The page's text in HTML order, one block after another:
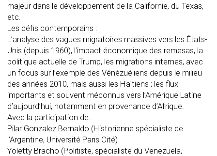
majeur dans le développement de la Californie, du Texas,
etc.
Les défis contemporains :
L’analyse des vagues migratoires massives vers les États-
Unis (depuis 1960), l’impact économique des remesas, la
politique actuelle de Trump, les migrations internes, avec
un focus sur l’exemple des Vénézuéliens depuis le milieu
des années 2010, mais aussi les Haïtiens ; les flux
importants et souvent méconnus vers l’Amérique Latine
d’aujourd’hui, notamment en provenance d’Afrique.
Avec la participation de:
Pilar Gonzalez Bernaldo (Historienne spécialiste de
l’Argentine, Université Paris Cité)
Yoletty Bracho (Politiste, spécialiste du Venezuela,